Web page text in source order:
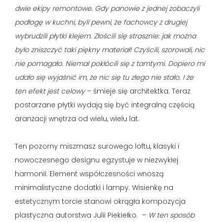
dwie ekipy remontowe. Gdy panowie z jednej zobaczyli
podłogę w kuchni, byli pewni, że fachowcy z drugiej
wybrudzili płytki klejem. Złościli się strasznie: jak można
było zniszczyć taki piękny materiał! Czyścili, szorowali, nic
nie pomagało. Niemal pokłócili się z tamtymi. Dopiero mi
udało się wyjaśnić im, że nic się tu złego nie stało. I że
ten efekt jest celowy– śmieje się architektka. Teraz
postarzane płytki wydają się być integralną częścią
aranżacji wnętrza od wielu, wielu lat.
Ten pozorny miszmasz surowego loftu, klasyki i
nowoczesnego designu egzystuje w niezwykłej
harmonii. Element współczesności wnoszą
minimalistyczne dodatki i lampy. Wisienkę na
estetycznym torcie stanowi okrągła kompozycja
plastyczna autorstwa Julii Piekiełko. – W ten sposób